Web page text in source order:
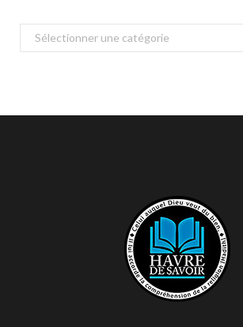
Catégories